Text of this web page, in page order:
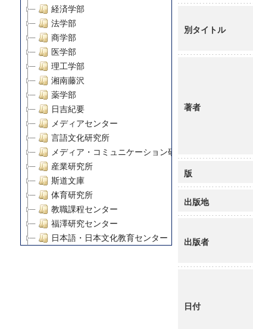
経済学部
法学部
商学部
医学部
理工学部
湘南藤沢
薬学部
日吉紀要
メディアセンター
言語文化研究所
メディア・コミュニケーション研究所
産業研究所
斯道文庫
体育研究所
教職課程センター
福澤研究センター
日本語・日本文化教育センター
別タイトル
著者
版
出版地
出版者
日付